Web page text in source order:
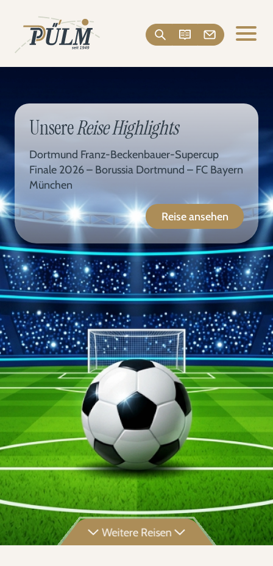
UnsereReise Highlights
Dortmund Franz-Beckenbauer-Supercup
Finale 2026 – Borussia Dortmund – FC Bayern
München
Reise ansehen
Weitere Reisen